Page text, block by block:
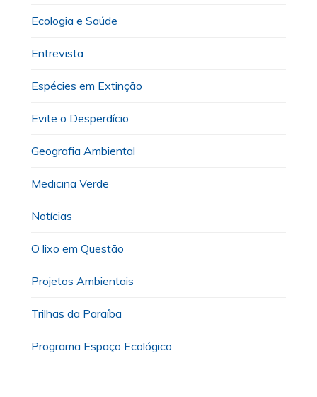
Ecologia e Saúde
Entrevista
Espécies em Extinção
Evite o Desperdício
Geografia Ambiental
Medicina Verde
Notícias
O lixo em Questão
Projetos Ambientais
Trilhas da Paraíba
Programa Espaço Ecológico